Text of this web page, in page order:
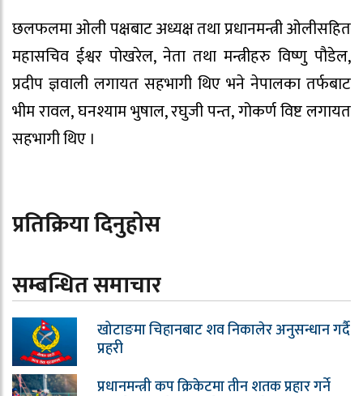
छलफलमा ओली पक्षबाट अध्यक्ष तथा प्रधानमन्त्री ओलीसहित
महासचिव ईश्वर पोखरेल, नेता तथा मन्त्रीहरु विष्णु पौडेल,
प्रदीप ज्ञवाली लगायत सहभागी थिए भने नेपालका तर्फबाट
भीम रावल, घनश्याम भुषाल, रघुजी पन्त, गोकर्ण विष्ट लगायत
सहभागी थिए ।
प्रतिक्रिया दिनुहोस
सम्बन्धित समाचार
खोटाङमा चिहानबाट शव निकालेर अनुसन्धान गर्दै
प्रहरी
प्रधानमन्त्री कप क्रिकेटमा तीन शतक प्रहार गर्ने